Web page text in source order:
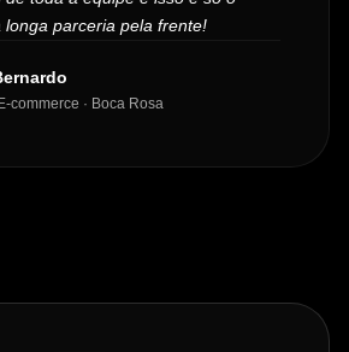
longa parceria pela frente!
commerce · Boca Rosa